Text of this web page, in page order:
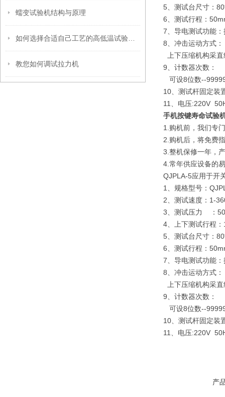
蠕变试验机结构与原理
教您如何调试拉力机
5、测试台尺寸：
6、测试行程：
7、导电测试功能
8、冲击运动方式：
上下压缩机构采
9、计数器次数：
可设8位数--
10、测试杆固定装
11、电压:220V
手机按键寿命试验
1.购机前，我们专
2.购机后，将免费
3.整机保修一年，
4.常年供应设备的
QJPLA-5应用于开
1、规格型号：
2、测试速度：1-
3、测试压力 ：
4、上下测试行程
5、测试台尺寸：
6、测试行程：
7、导电测试功能
8、冲击运动方式：
上下压缩机构采
9、计数器次数：
可设8位数--
10、测试杆固定装
11、电压:220V
产